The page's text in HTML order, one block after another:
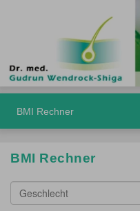
BMI Rechner
BMI Rechner
Geschlecht